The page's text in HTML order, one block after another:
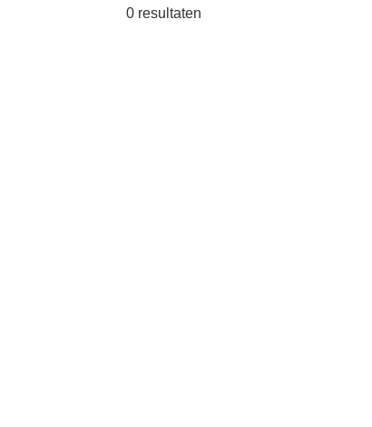
0 resultaten